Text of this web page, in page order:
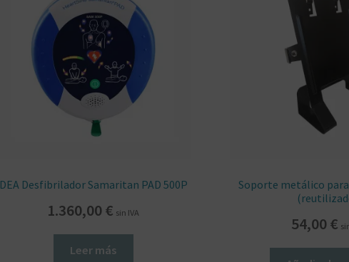
DEA Desfibrilador Samaritan PAD 500P
1.360,00€ sin IVA
Leer más
Soporte metálico
54,00€